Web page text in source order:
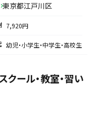
東京都江戸川区
7,920円
幼児・小学生・中学生・高校生
クール・教室・習い